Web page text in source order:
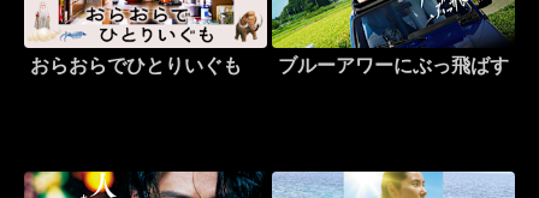
おらおらでひとりいぐも ブルーアワーにぶっ飛ばす